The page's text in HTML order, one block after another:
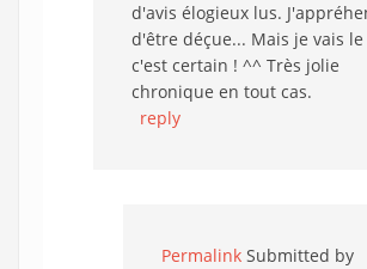
d'avis élogieux lus.
d'être déçue... Mais je vais
c'est certain ! ^^ Très jolie
chronique en tout cas.
reply
Permalink Submitted by